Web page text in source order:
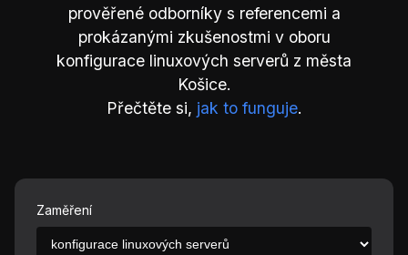
prověřené odborníky s referencemi a
prokázanými zkušenostmi v oboru
konfigurace linuxových serverů z města
Košice.
Přečtěte si, jak to funguje.
Zaměření